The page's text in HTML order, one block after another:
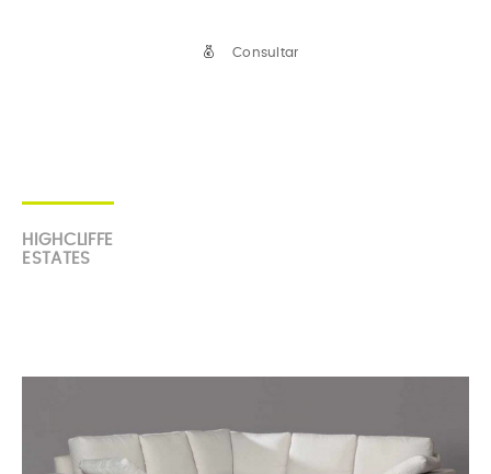
Consultar
HIGHCLIFFE
ESTATES